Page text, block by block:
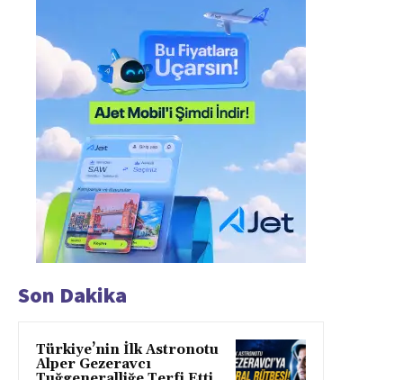
Son Dakika
Türkiye’nin İlk Astronotu
Alper Gezeravcı